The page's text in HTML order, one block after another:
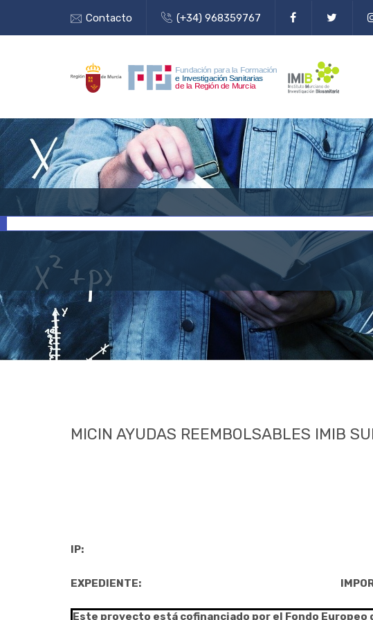
Contacto (+34) 968359767
MICIN AYUDAS REEMBOLSABLES IMIB
IP:
EXPEDIENTE:
Este proyecto está cofinanciado por el Fondo Europeo